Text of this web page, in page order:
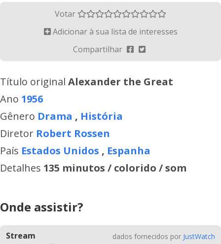
Votar
Adicionar à sua lista de interesses
Compartilhar
Título original Alexander the Great
Ano 1956
Gênero Drama , História
Diretor Robert Rossen
País Estados Unidos , Espanha
Detalhes 135 minutos / colorido / som
Onde assistir?
Stream dados fornecidos por JustWatch